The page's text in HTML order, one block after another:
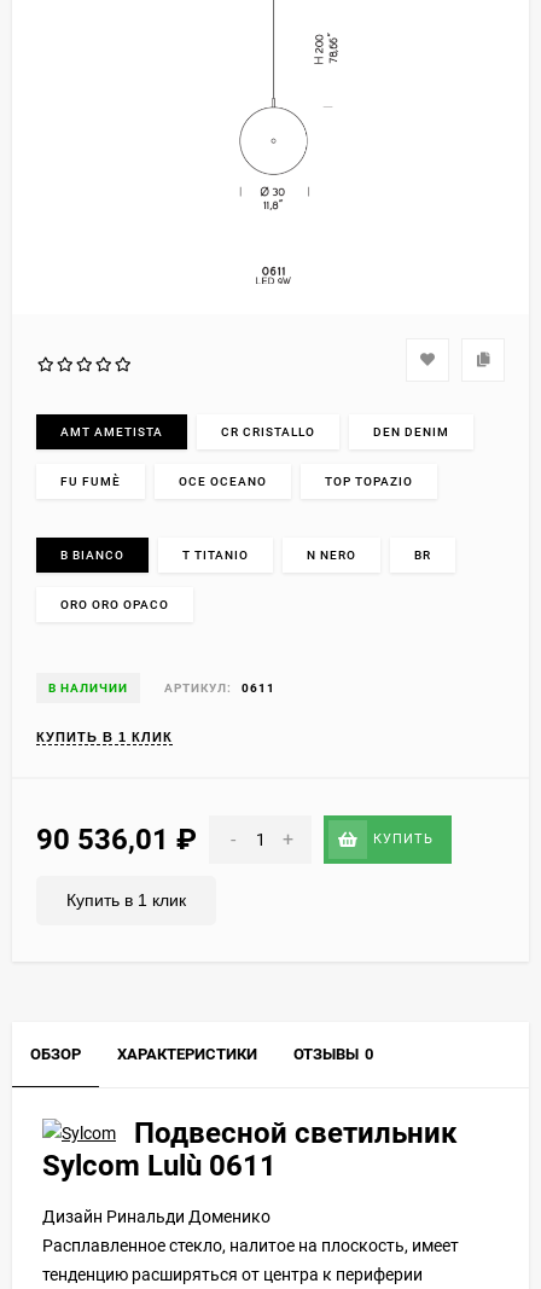
AMT AMETISTA CR CRISTALLO DEN DENIM
FU FUMÈ OCE OCEANO TOP TOPAZIO
B BIANCO T TITANIO N NERO BR
ORO ORO OPACO
В НАЛИЧИИ АРТИКУЛ: 0611
КУПИТЬ В 1 КЛИК
90 536,01 ₽ - + КУПИТЬ
Купить в 1 клик
ОБЗОР ХАРАКТЕРИСТИКИ ОТЗЫВЫ 0
Подвесной светильник
Sylcom Lulù 0611
Дизайн Ринальди Доменико
Расплавленное стекло, налитое на плоскость, имеет
тенденцию расширяться от центра к периферии